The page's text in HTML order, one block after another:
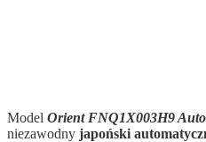
Model Orient FNQ1X003H9
niezawodny japoński